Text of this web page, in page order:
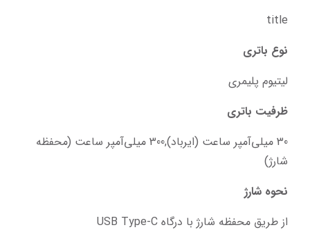
title
نوع باتری
لیتیوم پلیمری
ظرفیت باتری
شارژ)
نحوه شارژ
از طریق محفظه شارژ با درگاه USB Type-C